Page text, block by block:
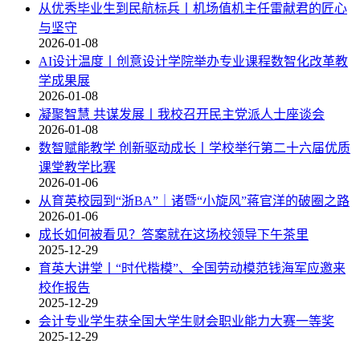
从优秀毕业生到民航标兵丨机场值机主任雷献君的匠心
与坚守
2026-01-08
AI设计温度丨创意设计学院举办专业课程数智化改革教
学成果展
2026-01-08
凝聚智慧 共谋发展丨我校召开民主党派人士座谈会
2026-01-08
数智赋能教学 创新驱动成长丨学校举行第二十六届优质
课堂教学比赛
2026-01-06
从育英校园到“浙BA”｜诸暨“小旋风”蒋官洋的破圈之路
2026-01-06
成长如何被看见？答案就在这场校领导下午茶里
2025-12-29
育英大讲堂丨“时代楷模”、全国劳动模范钱海军应邀来
校作报告
2025-12-29
会计专业学生获全国大学生财会职业能力大赛一等奖
2025-12-29